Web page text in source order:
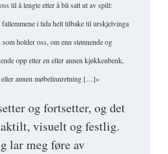
til å lengte etter å bli satt ut av spill:
i tida helt tilbake til urskjelvinga
holder oss, om enn stønnende og
opp etter en eller annen kjøkkenbenk,
eller annen møbelinnretning […]»
og fortsetter, og det
visuelt og festlig.
lar meg føre av